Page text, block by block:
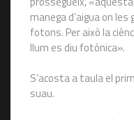
manega d’aigua on
fotons. Per això la
llum es diu fotònica».
S’acosta a taula el
suau.